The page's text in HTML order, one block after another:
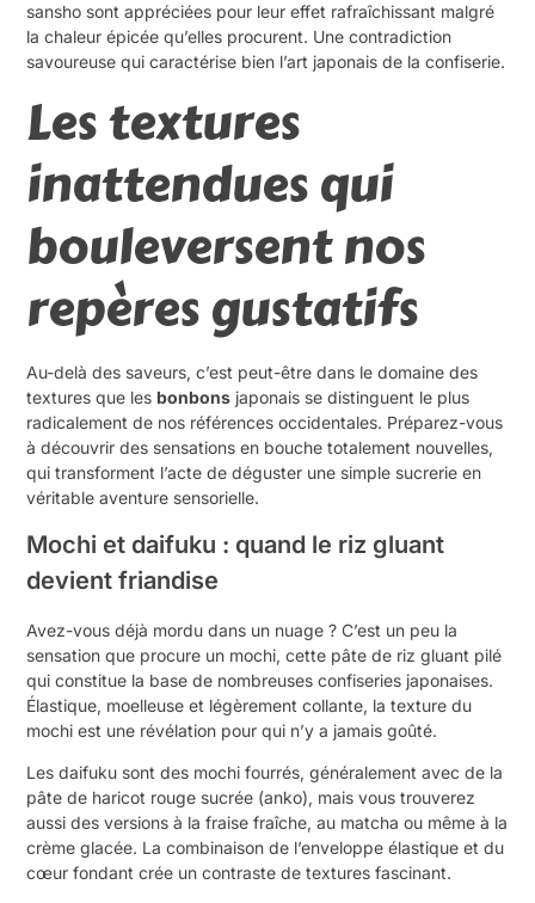
sansho sont appréciées pour leur effet rafraîchissant malgré
la chaleur épicée qu’elles procurent. Une contradiction
savoureuse qui caractérise bien l’art japonais de la confiserie.
Les textures
inattendues qui
bouleversent nos
repères gustatifs
Au-delà des saveurs, c’est peut-être dans le domaine des
textures que lesbonbons japonais se distinguent le plus
radicalement de nos références occidentales. Préparez-vous
à découvrir des sensations en bouche totalement nouvelles,
qui transforment l’acte de déguster une simple sucrerie en
véritable aventure sensorielle.
Mochi et daifuku : quand le riz gluant
devient friandise
Avez-vous déjà mordu dans un nuage ? C’est un peu la
sensation que procure un mochi, cette pâte de riz gluant pilé
qui constitue la base de nombreuses confiseries japonaises.
Élastique, moelleuse et légèrement collante, la texture du
mochi est une révélation pour qui n’y a jamais goûté.
Les daifuku sont des mochi fourrés, généralement avec de la
pâte de haricot rouge sucrée (anko), mais vous trouverez
aussi des versions à la fraise fraîche, au matcha ou même à la
crème glacée. La combinaison de l’enveloppe élastique et du
cœur fondant crée un contraste de textures fascinant.